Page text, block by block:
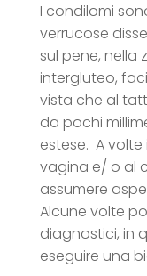
I condilomi
verrucose
sul pene, nella
intergluteo,
vista che al
da pochi
estese. A
vagina e/ o al
assumere
Alcune volte
diagnostici, in
eseguire una